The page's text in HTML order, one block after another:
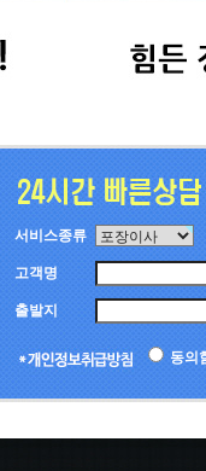
서비스종류
고객명
출발지
동의